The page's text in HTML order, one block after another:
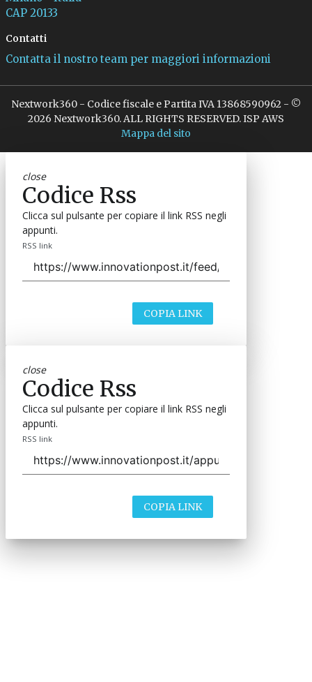
CAP 20133
Contatti
Contatta il nostro team per maggiori informazioni
Nextwork360 - Codice fiscale e Partita IVA 13868590962 - ©
2026 Nextwork360. ALL RIGHTS RESERVED. ISP AWS
Mappa del sito
close
Codice Rss
Clicca sul pulsante per copiare il link RSS negli
appunti.
RSS link
COPIA LINK
close
Codice Rss
Clicca sul pulsante per copiare il link RSS negli
appunti.
RSS link
COPIA LINK